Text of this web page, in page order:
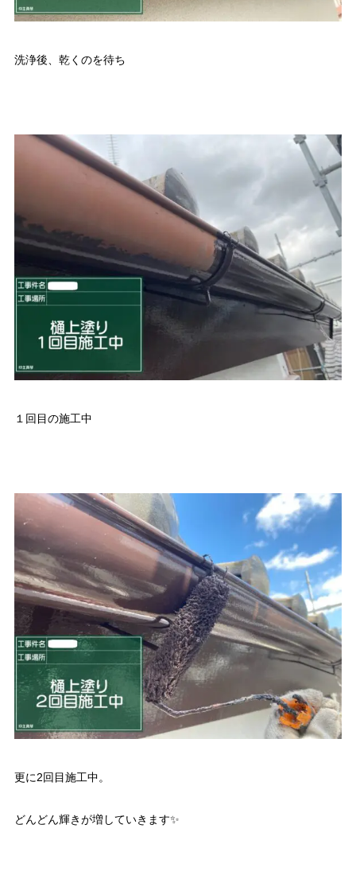
洗浄後、乾くのを待ち
１回目の施工中
更に2回目施工中。
どんどん輝きが増していきます✨